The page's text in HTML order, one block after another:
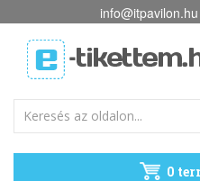
info@itpavilon.hu
0